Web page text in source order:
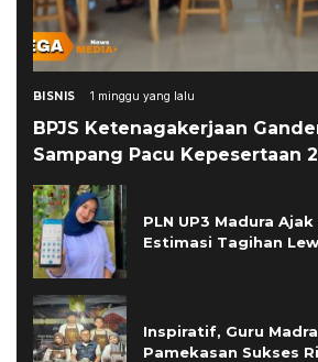
BISNIS 1 minggu yang lalu
BPJS Ketenagakerjaan
Sampang Pacu Kepesertaan
PLN UP3 Madura
Estimasi Tagihan
Inspiratif, Guru
Pamekasan Sukses